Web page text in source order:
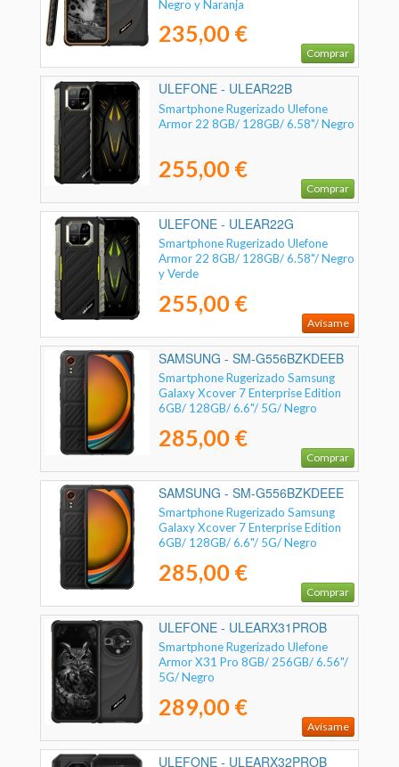
Negro y Naranja
235,00 €
Comprar
ULEFONE - ULEAR22B
Smartphone Rugerizado Ulefone
Armor 22 8GB/ 128GB/ 6.58"/ Negro
255,00 €
Comprar
ULEFONE - ULEAR22G
Smartphone Rugerizado Ulefone
Armor 22 8GB/ 128GB/ 6.58"/ Negro
y Verde
255,00 €
Avísame
SAMSUNG - SM-G556BZKDEEB
Smartphone Rugerizado Samsung
Galaxy Xcover 7 Enterprise Edition
6GB/ 128GB/ 6.6"/ 5G/ Negro
285,00 €
Comprar
SAMSUNG - SM-G556BZKDEEE
Smartphone Rugerizado Samsung
Galaxy Xcover 7 Enterprise Edition
6GB/ 128GB/ 6.6"/ 5G/ Negro
285,00 €
Comprar
ULEFONE - ULEARX31PROB
Smartphone Rugerizado Ulefone
Armor X31 Pro 8GB/ 256GB/ 6.56"/
5G/ Negro
289,00 €
Avísame
ULEFONE - ULEARX32PROB